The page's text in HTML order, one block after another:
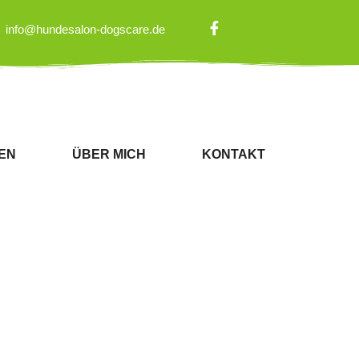
info@hundesalon-dogscare.de
ÜBER MICH KONTAKT